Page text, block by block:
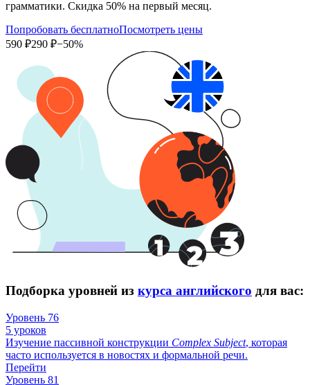
грамматики. Скидка 50% на первый месяц.
Попробовать бесплатноПосмотреть цены
590 ₽290 ₽−50%
Подборка уровней из курса английского для вас:
Уровень 76
5 уроков
Изучение пассивной конструкции Complex Subject, которая
часто используется в новостях и формальной речи.
Перейти
Уровень 81